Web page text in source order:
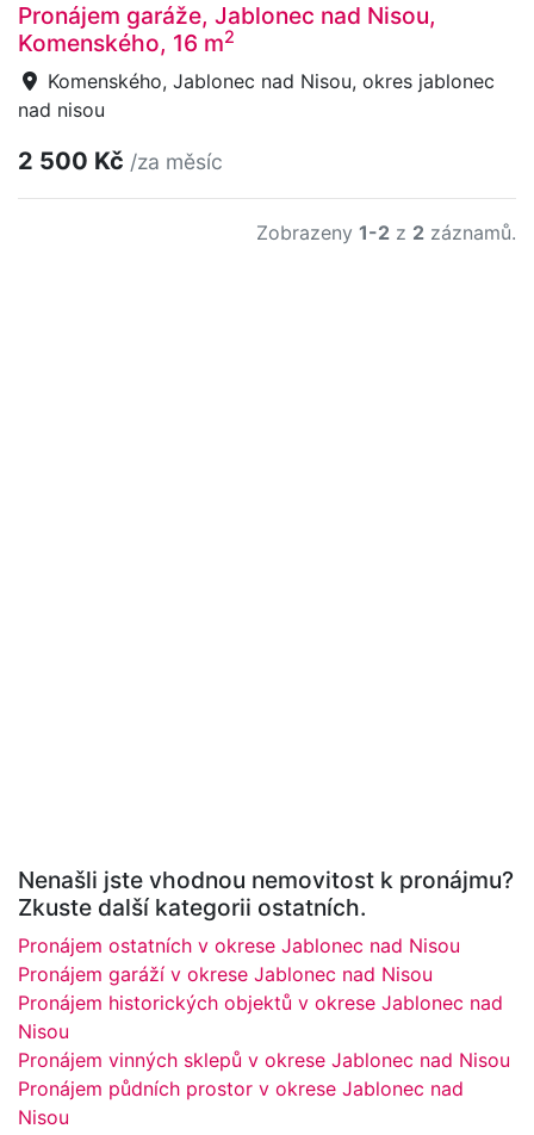
Pronájem garáže, Jablonec nad Nisou,
Komenského, 16 m2
Komenského, Jablonec nad Nisou, okres jablonec
nad nisou
2 500 Kč /za měsíc
Zobrazeny 1-2 z 2 záznamů.
Nenašli jste vhodnou nemovitost k pronájmu?
Zkuste další kategorii ostatních.
Pronájem ostatních v okrese Jablonec nad Nisou
Pronájem garáží v okrese Jablonec nad Nisou
Pronájem historických objektů v okrese Jablonec nad
Nisou
Pronájem vinných sklepů v okrese Jablonec nad Nisou
Pronájem půdních prostor v okrese Jablonec nad
Nisou